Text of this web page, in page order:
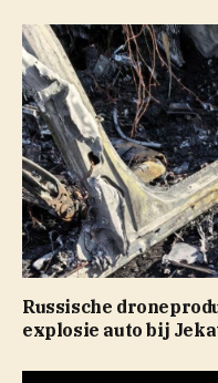
Russische
explosie auto bij